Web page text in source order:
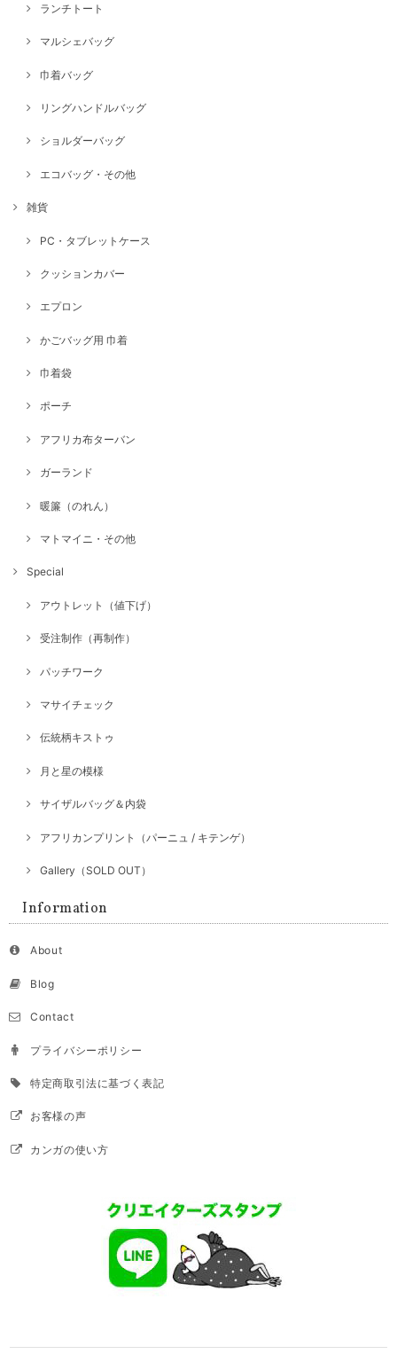
ランチトート
マルシェバッグ
巾着バッグ
リングハンドルバッグ
ショルダーバッグ
エコバッグ・その他
雑貨
PC・タブレットケース
クッションカバー
エプロン
かごバッグ用 巾着
巾着袋
ポーチ
アフリカ布ターバン
ガーランド
暖簾（のれん）
マトマイニ・その他
Special
アウトレット（値下げ）
受注制作（再制作）
パッチワーク
マサイチェック
伝統柄キストゥ
月と星の模様
サイザルバッグ＆内袋
アフリカンプリント（パーニュ / キテンゲ）
Gallery（SOLD OUT）
Information
About
Blog
Contact
プライバシーポリシー
特定商取引法に基づく表記
お客様の声
カンガの使い方